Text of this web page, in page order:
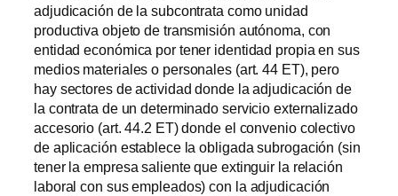
adjudicación de la subcontrata como unidad
productiva objeto de transmisión autónoma, con
entidad económica por tener identidad propia en sus
medios materiales o personales (art. 44 ET), pero
hay sectores de actividad donde la adjudicación de
la contrata de un determinado servicio externalizado
accesorio (art. 44.2 ET) donde el convenio colectivo
de aplicación establece la obligada subrogación (sin
tener la empresa saliente que extinguir la relación
laboral con sus empleados) con la adjudicación